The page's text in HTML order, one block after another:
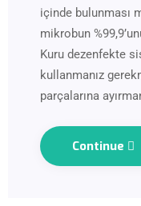
içinde bulunması
mikrobun
Kuru dezenfekte
kullanmanız
parçalarına
Continue